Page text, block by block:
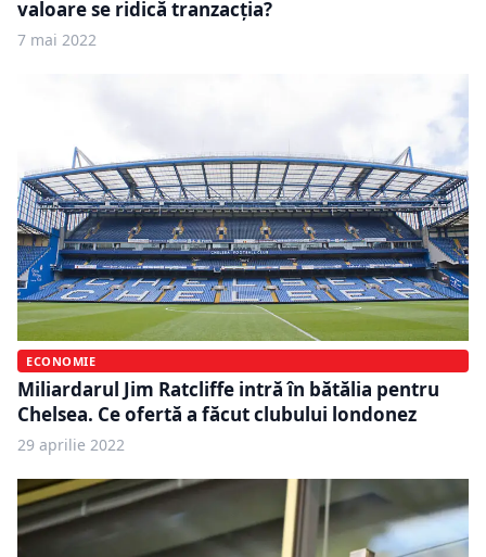
valoare se ridică tranzacția?
7 mai 2022
ECONOMIE
Miliardarul Jim Ratcliffe intră în bătălia pentru
Chelsea. Ce ofertă a făcut clubului londonez
29 aprilie 2022